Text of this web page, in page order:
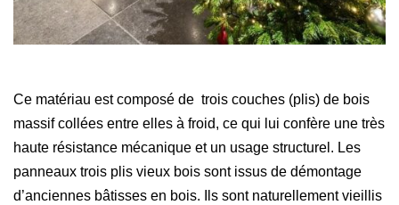
Ce matériau est composé de trois couches (plis) de bois
massif collées entre elles à froid, ce qui lui confère une très
haute résistance mécanique et un usage structurel. Les
panneaux trois plis vieux bois sont issus de démontage
d’anciennes bâtisses en bois. Ils sont naturellement vieillis